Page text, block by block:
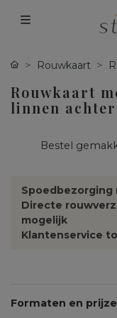
Rouwkaart
Rouwkaart
linnen
Bestel
Spoedbezorging
Directe
mogelijk
Klantenservice
Formaten en